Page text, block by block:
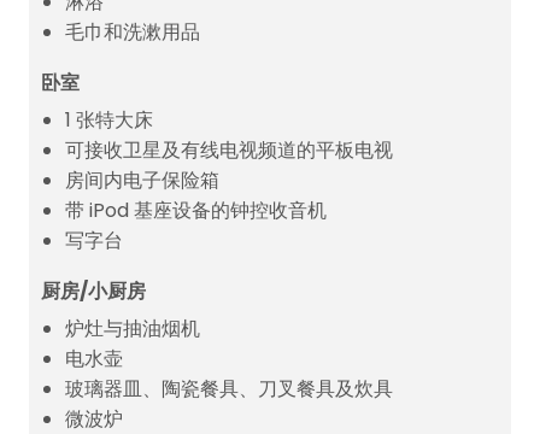
毛巾和洗漱用品
卧室
1 张特大床
可接收卫星及有线电视频道的平板电视
房间内电子保险箱
带 iPod 基座设备的钟控收音机
写字台
厨房/小厨房
炉灶与抽油烟机
电水壶
玻璃器皿、陶瓷餐具、刀叉餐具及炊具
微波炉